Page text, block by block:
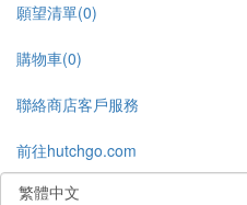
願望清單(0)
購物車(0)
聯絡商店客戶服務
前往hutchgo.com